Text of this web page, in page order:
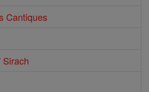
Cantiques
Sirach